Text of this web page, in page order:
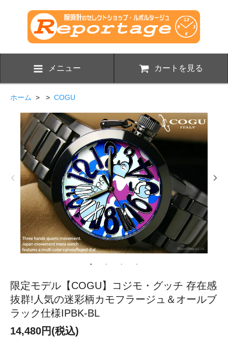
メニュー カートを見る
ホーム > > COGU
限定モデル【COGU】コジモ・グッチ 存在感
抜群!人気の迷彩柄カモフラージュ＆オールブ
ラック仕様IPBK-BL
14,480円(税込)